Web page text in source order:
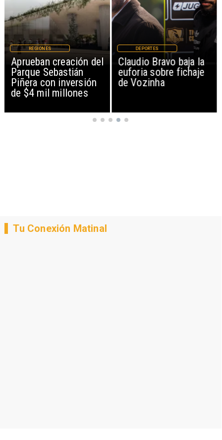
Aprueban creación del
Parque Sebastián
Piñera con inversión
de $4 mil millones
REGIONES
Claudio Bravo baja la
euforia sobre fichaje
de Vozinha
DEPORTES
Tu Conexión Matinal